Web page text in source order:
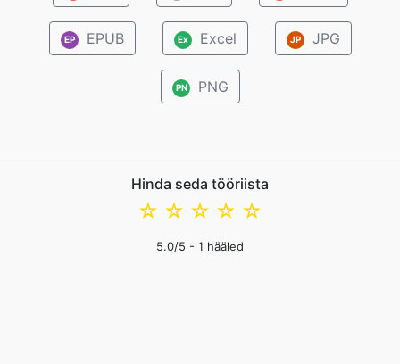
EP EPUB Ex Excel JP JPG
PN PNG
Hinda seda tööriista
☆
☆
☆
☆
☆
5.0/5 - 1 hääled